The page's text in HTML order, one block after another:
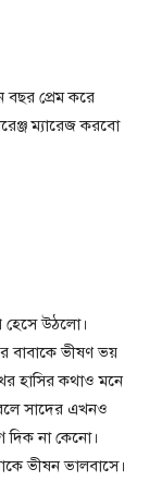
প্রেম করে
ম্যারেজ করবো
উঠলো।
ভীষণ ভয়
হাসির কথাও মনে
সাদের এখনও
দিক না কেনো।
ভীষন ভালবাসে।